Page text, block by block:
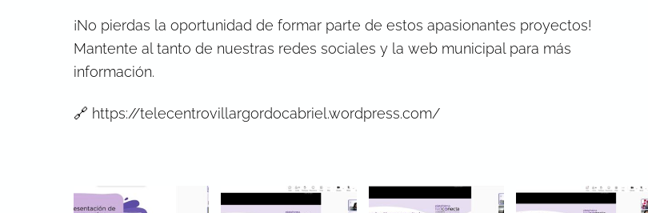
¡No pierdas la oportunidad de formar parte de estos apasionantes proyectos!
Mantente al tanto de nuestras redes sociales y la web municipal para más
información.
🔗 https://telecentrovillargordocabriel.wordpress.com/